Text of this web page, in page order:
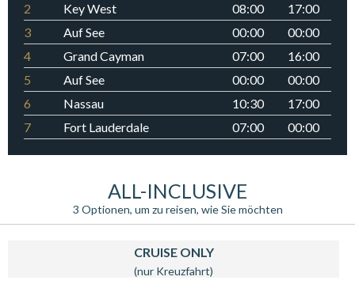
2
Key West 08:00
17:00
3
Auf See 00:00
00:00
4
Grand Cayman 07:00
16:00
5
Auf See 00:00
00:00
6
Nassau 10:30
17:00
7
Fort Lauderdale 07:00 00:00
ALL-INCLUSIVE
3 Optionen, um zu reisen, wie Sie möchten
CRUISE ONLY
(nur Kreuzfahrt)